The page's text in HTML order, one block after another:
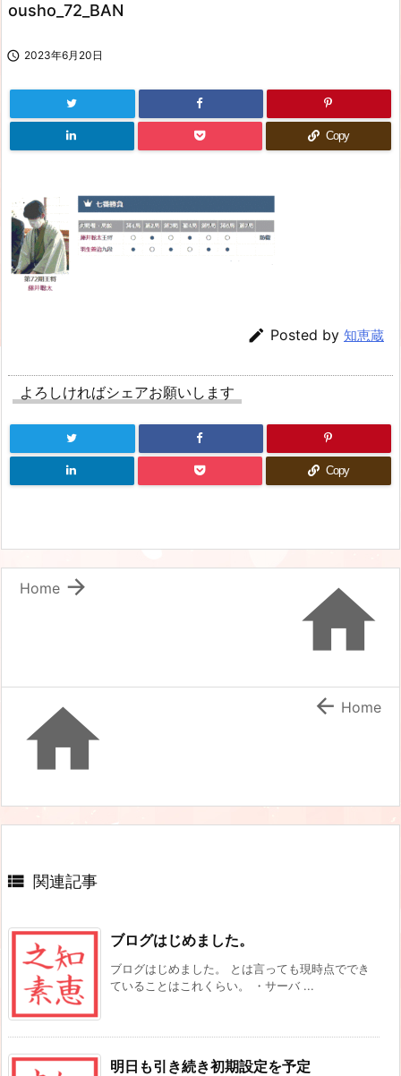
ousho_72_BAN
 2023年6月20日
Copy
 Posted by 知恵蔵
よろしければシェアお願いします
Copy


Home
  Home
 関連記事
ブログはじめました。
ブログはじめました。 とは言っても現時点ででき
ていることはこれくらい。 ・サーバ ...
明日も引き続き初期設定を予定